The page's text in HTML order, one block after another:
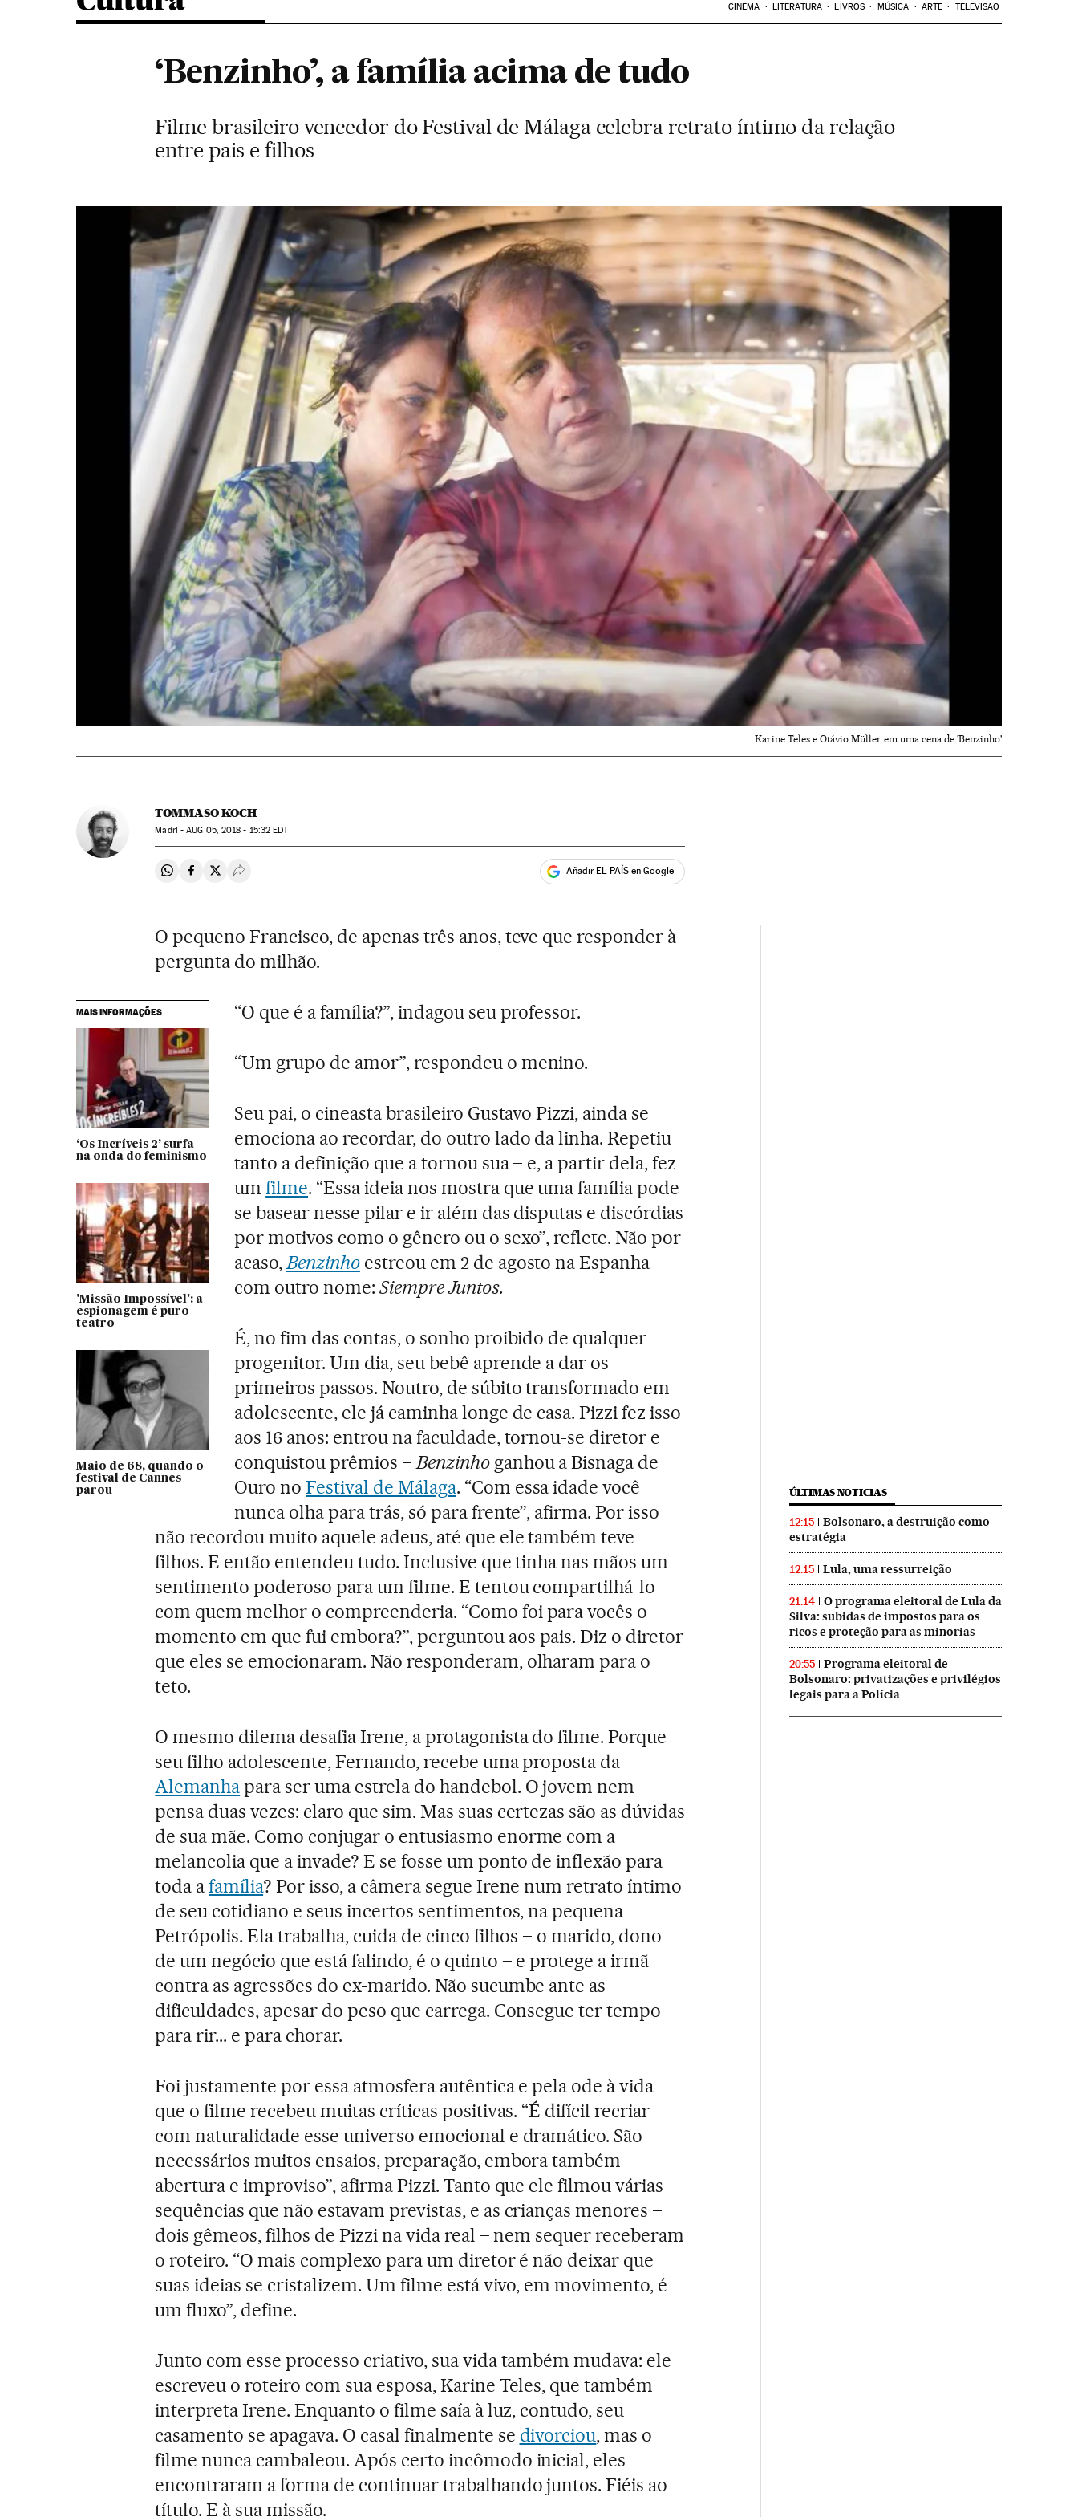
CINEMA LITERATURA LIVROS MÚSICA ARTE TELEVISÃO
‘Benzinho’, a família acima de tudo
Filme brasileiro vencedor do Festival de Málaga celebra retrato íntimo da relação
entre pais e filhos
Karine Teles e Otávio Müller em uma cena de 'Benzinho'
TOMMASO KOCH
Madri -AUG 05, 2018 - 15:32 EDT
Compartir en Whatsapp
Compartir en Facebook
Compartir en Twitter
Desplegar Redes Sociales Añadir EL PAÍS en Google
O pequeno Francisco, de apenas três anos, teve que responder à
pergunta do milhão.
MAIS INFORMAÇÕES
‘Os Incríveis 2’ surfa
na onda do feminismo
'Missão Impossível': a
espionagem é puro
teatro
Maio de 68, quando o
festival de Cannes
parou
“O que é a família?”, indagou seu professor.
“Um grupo de amor”, respondeu o menino.
Seu pai, o cineasta brasileiro Gustavo Pizzi, ainda se
emociona ao recordar, do outro lado da linha. Repetiu
tanto a definição que a tornou sua – e, a partir dela, fez
umfilme. “Essa ideia nos mostra que uma família pode
se basear nesse pilar e ir além das disputas e discórdias
por motivos como o gênero ou o sexo”, reflete. Não por
acaso,Benzinhoestreou em 2 de agosto na Espanha
com outro nome: Siempre Juntos.
É, no fim das contas, o sonho proibido de qualquer
progenitor. Um dia, seu bebê aprende a dar os
primeiros passos. Noutro, de súbito transformado em
adolescente, ele já caminha longe de casa. Pizzi fez isso
aos 16 anos: entrou na faculdade, tornou-se diretor e
conquistou prêmios –Benzinhoganhou a Bisnaga de
Ouro noFestival de Málaga. “Com essa idade você
nunca olha para trás, só para frente”, afirma. Por isso
não recordou muito aquele adeus, até que ele também teve
filhos. E então entendeu tudo. Inclusive que tinha nas mãos um
sentimento poderoso para um filme. E tentou compartilhá-lo
com quem melhor o compreenderia. “Como foi para vocês o
momento em que fui embora?”, perguntou aos pais. Diz o diretor
que eles se emocionaram. Não responderam, olharam para o
teto.
O mesmo dilema desafia Irene, a protagonista do filme. Porque
seu filho adolescente, Fernando, recebe uma proposta da
Alemanhapara ser uma estrela do handebol. O jovem nem
pensa duas vezes: claro que sim. Mas suas certezas são as dúvidas
de sua mãe. Como conjugar o entusiasmo enorme com a
melancolia que a invade? E se fosse um ponto de inflexão para
toda afamília? Por isso, a câmera segue Irene num retrato íntimo
de seu cotidiano e seus incertos sentimentos, na pequena
Petrópolis. Ela trabalha, cuida de cinco filhos – o marido, dono
de um negócio que está falindo, é o quinto – e protege a irmã
contra as agressões do ex-marido. Não sucumbe ante as
dificuldades, apesar do peso que carrega. Consegue ter tempo
para rir... e para chorar.
Foi justamente por essa atmosfera autêntica e pela ode à vida
que o filme recebeu muitas críticas positivas. “É difícil recriar
com naturalidade esse universo emocional e dramático. São
necessários muitos ensaios, preparação, embora também
abertura e improviso”, afirma Pizzi. Tanto que ele filmou várias
sequências que não estavam previstas, e as crianças menores –
dois gêmeos, filhos de Pizzi na vida real – nem sequer receberam
o roteiro. “O mais complexo para um diretor é não deixar que
suas ideias se cristalizem. Um filme está vivo, em movimento, é
um fluxo”, define.
Junto com esse processo criativo, sua vida também mudava: ele
escreveu o roteiro com sua esposa, Karine Teles, que também
interpreta Irene. Enquanto o filme saía à luz, contudo, seu
casamento se apagava. O casal finalmente se divorciou, mas o
filme nunca cambaleou. Após certo incômodo inicial, eles
encontraram a forma de continuar trabalhando juntos. Fiéis ao
título. E à sua missão.
ÚLTIMAS NOTICIAS
12:15
Bolsonaro, a destruição como
estratégia
12:15 Lula, uma ressurreição
21:14
O programa eleitoral de Lula da
Silva: subidas de impostos para os
ricos e proteção para as minorias
20:55
Programa eleitoral de
Bolsonaro: privatizações e privilégios
legais para a Polícia